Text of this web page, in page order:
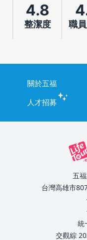
4.8
整潔度 職
關於五福
人才招募
五
台灣高雄市
統
交觀綜